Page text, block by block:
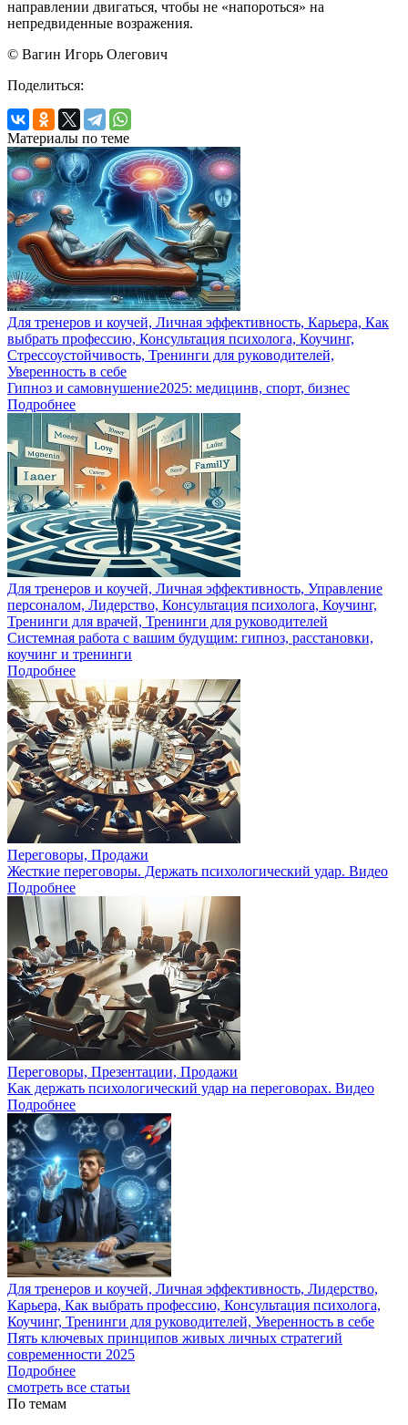
направлении двигаться, чтобы не «напороться» на
непредвиденные возражения.
© Вагин Игорь Олегович
Поделиться:
Материалы по теме
Для тренеров и коучей, Личная эффективность, Карьера, Как
выбрать профессию, Консультация психолога, Коучинг,
Стрессоустойчивость, Тренинги для руководителей,
Уверенность в себе
Гипноз и самовнушение2025: медицинв, спорт, бизнес
Подробнее
Для тренеров и коучей, Личная эффективность, Управление
персоналом, Лидерство, Консультация психолога, Коучинг,
Тренинги для врачей, Тренинги для руководителей
Системная работа с вашим будущим: гипноз, расстановки,
коучинг и тренинги
Подробнее
Переговоры, Продажи
Жесткие переговоры. Держать психологический удар. Видео
Подробнее
Переговоры, Презентации, Продажи
Как держать психологический удар на переговорах. Видео
Подробнее
Для тренеров и коучей, Личная эффективность, Лидерство,
Карьера, Как выбрать профессию, Консультация психолога,
Коучинг, Тренинги для руководителей, Уверенность в себе
Пять ключевых принципов живых личных стратегий
современности 2025
Подробнее
смотреть все статьи
По темам